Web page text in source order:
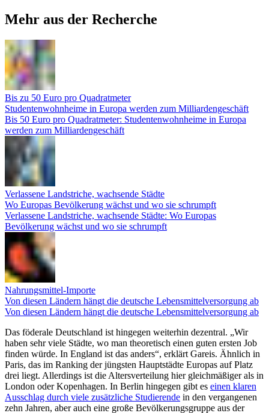
Mehr aus der Recherche
Bis zu 50 Euro pro Quadratmeter
Studentenwohnheime in Europa werden zum Milliardengeschäft
Bis 50 Euro pro Quadratmeter: Studentenwohnheime in Europa
werden zum Milliardengeschäft
Verlassene Landstriche, wachsende Städte
Wo Europas Bevölkerung wächst und wo sie schrumpft
Verlassene Landstriche, wachsende Städte: Wo Europas
Bevölkerung wächst und wo sie schrumpft
Nahrungsmittel-Importe
Von diesen Ländern hängt die deutsche Lebensmittelversorgung ab
Von diesen Ländern hängt die deutsche Lebensmittelversorgung ab
Das föderale Deutschland ist hingegen weiterhin dezentral. „Wir
haben sehr viele Städte, wo man theoretisch einen guten ersten Job
finden würde. In England ist das anders“, erklärt Gareis. Ähnlich in
Paris, das im Ranking der jüngsten Hauptstädte Europas auf Platz
drei liegt. Allerdings ist die Altersverteilung hier gleichmäßiger als in
London oder Kopenhagen. In Berlin hingegen gibt es einen klaren
Ausschlag durch viele zusätzliche Studierende in den vergangenen
zehn Jahren, aber auch eine große Bevölkerungsgruppe aus der